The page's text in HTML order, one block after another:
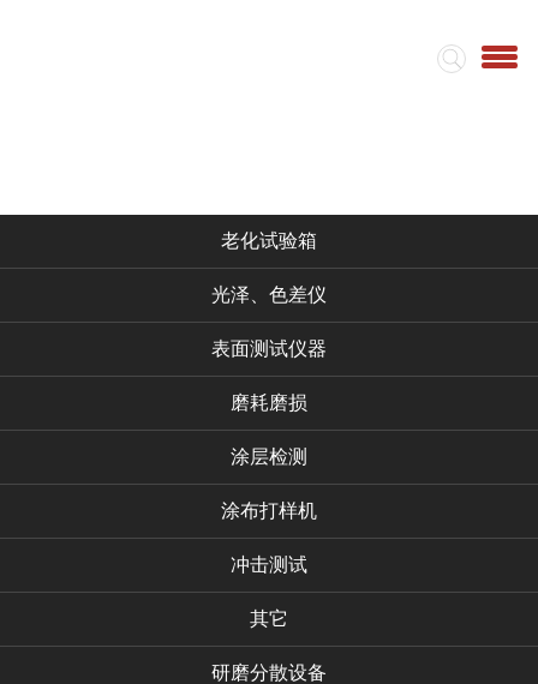
老化试验箱
光泽、色差仪
表面测试仪器
磨耗磨损
涂层检测
涂布打样机
冲击测试
其它
研磨分散设备